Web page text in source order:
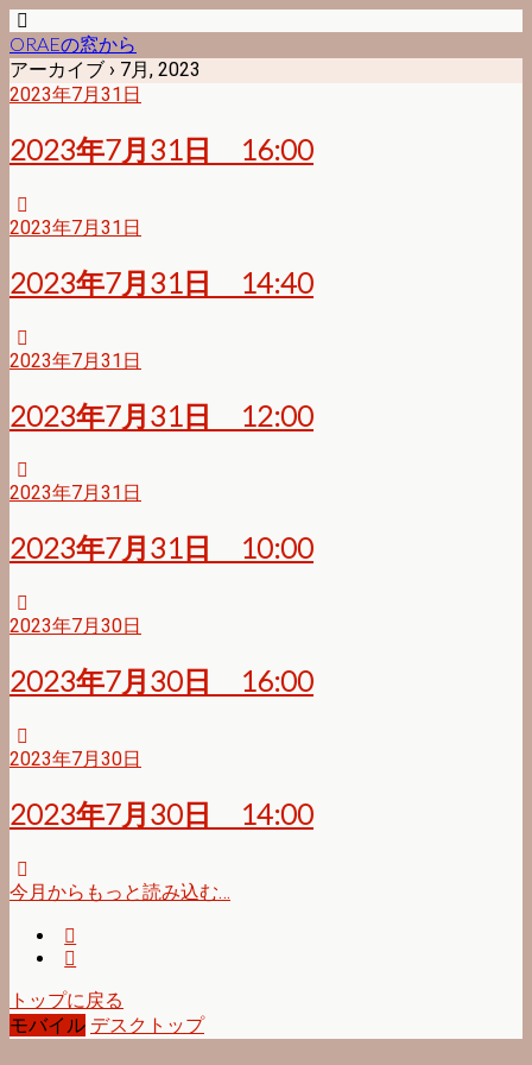
ORAEの窓から
アーカイブ › 7月, 2023
2023年7月31日
2023年7月31日 16:00
2023年7月31日
2023年7月31日 14:40
2023年7月31日
2023年7月31日 12:00
2023年7月31日
2023年7月31日 10:00
2023年7月30日
2023年7月30日 16:00
2023年7月30日
2023年7月30日 14:00
今月からもっと読み込む…
トップに戻る
モバイル デスクトップ